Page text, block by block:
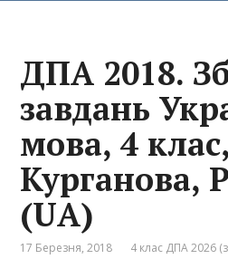
ДПА 2018.
завдань
мова, 4 клас,
Курганова,
(UA)
17 Березня, 2018 4 клас ДПА 2026